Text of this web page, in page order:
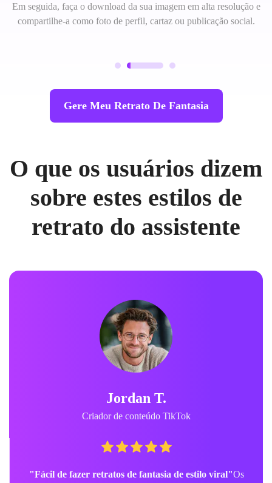
Em seguida, faça o download da sua imagem em alta resolução e
compartilhe-a como foto de perfil, cartaz ou publicação social.
Gere Meu Retrato De Fantasia
O que os usuários dizem
sobre estes estilos de
retrato do assistente
Jordan T.
Criador de conteúdo TikTok
"Fácil de fazer retratos de fantasia de estilo viral"Os